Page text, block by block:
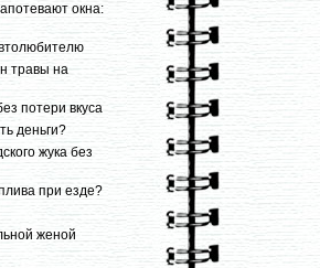
окна:
травы на
потери вкуса
деньги?
жука без
при езде?
женой